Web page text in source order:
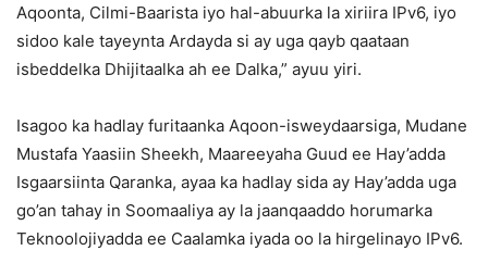
Aqoonta, Cilmi-Baarista iyo hal-abuurka la xiriira IPv6, iyo
sidoo kale tayeynta Ardayda si ay uga qayb qaataan
isbeddelka Dhijitaalka ah ee Dalka,” ayuu yiri.
Isagoo ka hadlay furitaanka Aqoon-isweydaarsiga, Mudane
Mustafa Yaasiin Sheekh, Maareeyaha Guud ee Hay’adda
Isgaarsiinta Qaranka, ayaa ka hadlay sida ay Hay’adda uga
go’an tahay in Soomaaliya ay la jaanqaaddo horumarka
Teknoolojiyadda ee Caalamka iyada oo la hirgelinayo IPv6.